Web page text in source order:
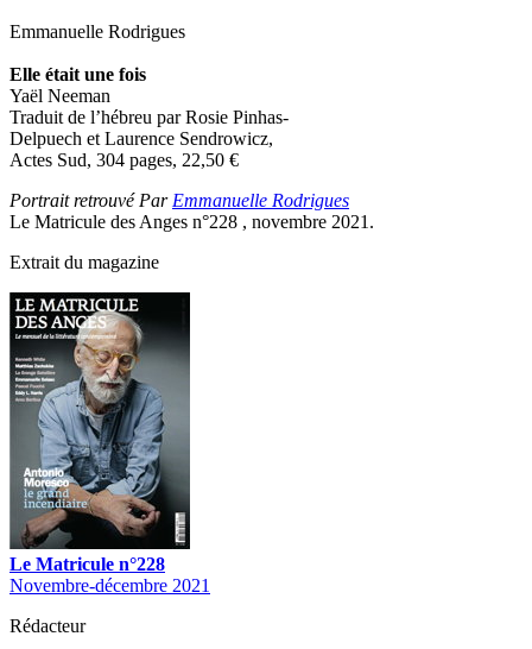
Emmanuelle Rodrigues
Elle était une fois
Yaël Neeman
Traduit de l’hébreu par Rosie Pinhas-
Delpuech et Laurence Sendrowicz,
Actes Sud, 304 pages, 22,50 €
Portrait retrouvé Par Emmanuelle Rodrigues
Le Matricule des Anges n°228 , novembre 2021.
Extrait du magazine
Le Matricule n°228
Novembre-décembre 2021
Rédacteur